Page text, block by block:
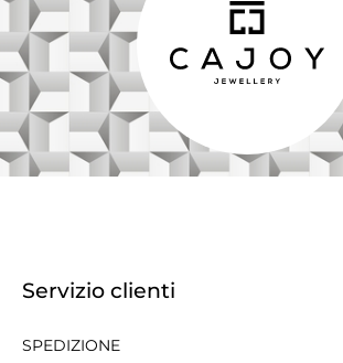
Servizio clienti
SPEDIZIONE